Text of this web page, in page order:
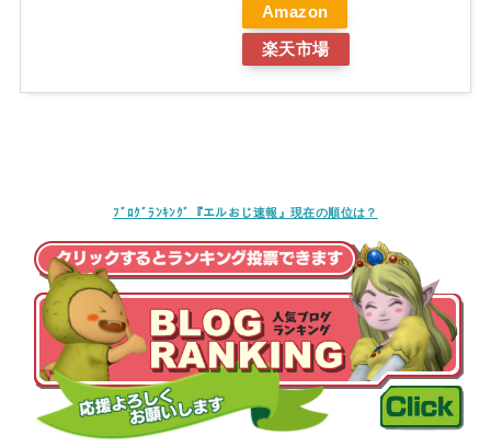
Amazon
楽天市場
ﾌﾞﾛｸﾞﾗﾝｷﾝｸﾞ『エルおじ速報』現在の順位は？